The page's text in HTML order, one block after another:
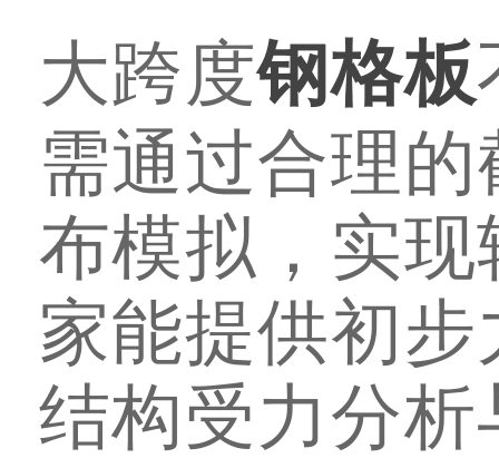
大跨度钢格板
需通过合理
布模拟，实
家能提供初
结构受力分